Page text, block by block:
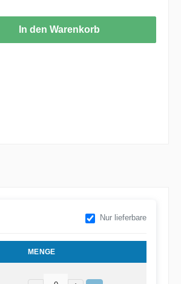
ein oder benutze die Schaltflächen um
In den Warenkorb
Nur lieferbare
MENGE